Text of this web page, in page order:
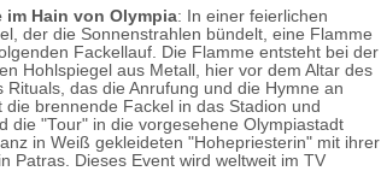
im Hain von Olympia: In einer feierlichen
der die Sonnenstrahlen bündelt, eine Flamme
Fackellauf. Die Flamme entsteht bei der
Hohlspiegel aus Metall, hier vor dem Altar des
das die Anrufung und die Hymne an
brennende Fackel in das Stadion und
die "Tour" in die vorgesehene Olympiastadt
in Weiß gekleideten "Hohepriesterin" mit ihrer
Patras. Dieses Event wird weltweit im TV